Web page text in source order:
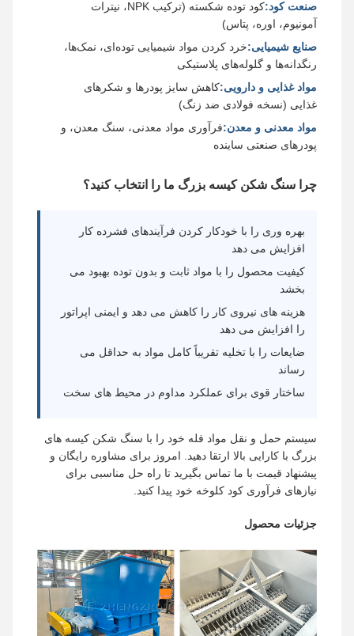
صنعت کود:
کود توده شکسته (ترکیب NPK، نیترات
آمونیوم، اوره، پتاس)
صنایع شیمیایی:خرد کردن مواد شیمیایی توده‌ای، نمک‌ها،
رنگدانه‌ها و گلوله‌های پلاستیکی
مواد غذایی و دارویی: کاهش سایز پودرها و شکرهای
غذایی (نسخه فولادی ضد زنگ)
مواد معدنی و معدن:فرآوری مواد معدنی، سنگ معدن، و
پودرهای صنعتی ساینده
چرا سنگ شکن کیسه بزرگ ما را انتخاب کنید؟
بهره وری را با خودکار کردن فرآیندهای فشرده کار
افزایش می دهد
کیفیت محصول را با مواد ثابت و بدون توده بهبود می
هزینه های نیروی کار را کاهش می دهد و ایمنی اپراتور
را افزایش می دهد
ضایعات را با تخلیه تقریباً کامل مواد به حداقل می
رساند
ساختار قوی برای عملکرد مداوم در محیط های سخت
سیستم حمل و نقل مواد فله خود را با سنگ شکن کیسه های
بزرگ با کارایی بالا ارتقا دهید. امروز برای مشاوره رایگان و
پیشنهاد قیمت با ما تماس بگیرید تا راه حل مناسبی برای
نیازهای فرآوری کود کلوخه خود پیدا کنید.
جزئیات محصول